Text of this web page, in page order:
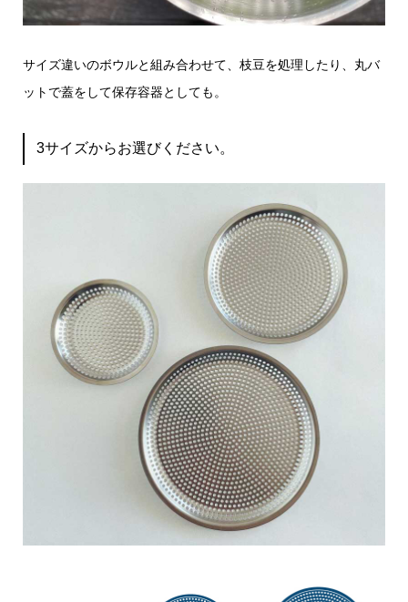
サイズ違いのボウルと組み合わせて、枝豆を処理したり、丸バ
ットで蓋をして保存容器としても。
3サイズからお選びください。